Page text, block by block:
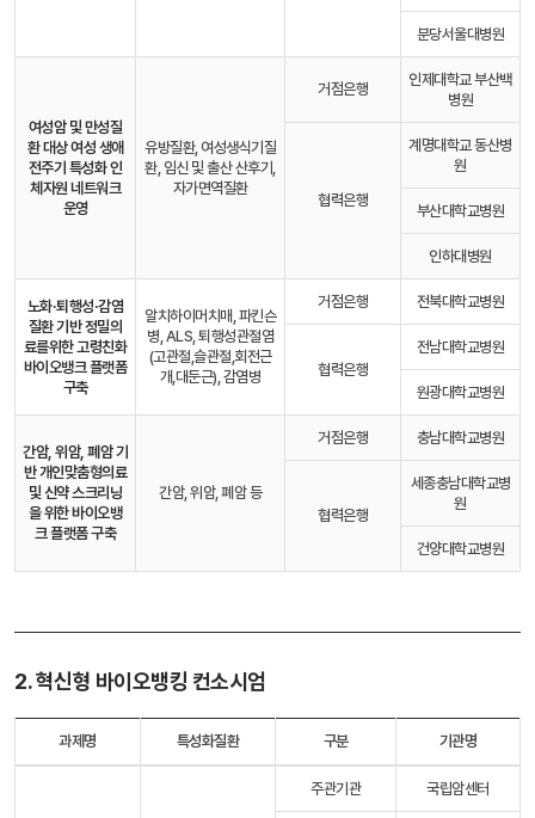
분당서울대병원
여성암 및 만성질
환 대상 여성 생애
전주기 특성화 인
체자원 네트워크
운영
유방질환, 여성생식기질
환, 임신 및 출산 산후기,
자가면역질환
거점은행
인제대학교 부산백
병원
협력은행
계명대학교 동산병
원
부산대학교병원
인하대병원
노화·퇴행성·감염
질환 기반 정밀의
료를위한 고령친화
바이오뱅크 플랫폼
구축
알치하이머치매, 파킨슨
병, ALS, 퇴행성관절염
(고관절,슬관절,회전근
개,대둔근), 감염병
거점은행 전북대학교병원
협력은행
전남대학교병원
원광대학교병원
간암, 위암, 폐암 기
반 개인맞춤형의료
및 신약 스크리닝
을 위한 바이오뱅
크 플랫폼 구축
간암, 위암, 폐암 등
거점은행 충남대학교병원
협력은행
세종충남대학교병
원
건양대학교병원
2. 혁신형 바이오뱅킹 컨소시엄
과제명 특성화질환 구분 기관명
주관기관 국립암센터